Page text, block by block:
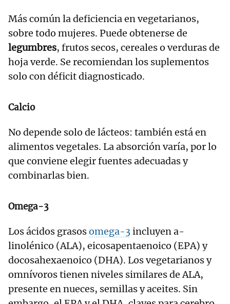
Más común la deficiencia en vegetarianos,
sobre todo mujeres. Puede obtenerse de
legumbres, frutos secos, cereales o verduras de
hoja verde. Se recomiendan los suplementos
solo con déficit diagnosticado.
Calcio
No depende solo de lácteos: también está en
alimentos vegetales. La absorción varía, por lo
que conviene elegir fuentes adecuadas y
combinarlas bien.
Omega-3
Los ácidos grasosomega-3incluyen a-
linolénico (ALA), eicosapentaenoico (EPA) y
docosahexaenoico (DHA). Los vegetarianos y
omnívoros tienen niveles similares de ALA,
presente en nueces, semillas y aceites. Sin